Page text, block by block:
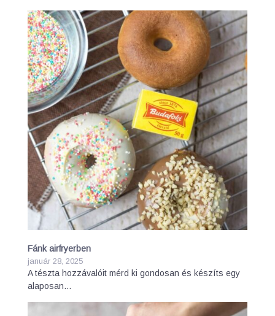
Fánk airfryerben
január 28, 2025
A tészta hozzávalóit mérd ki gondosan és készíts egy
alaposan…